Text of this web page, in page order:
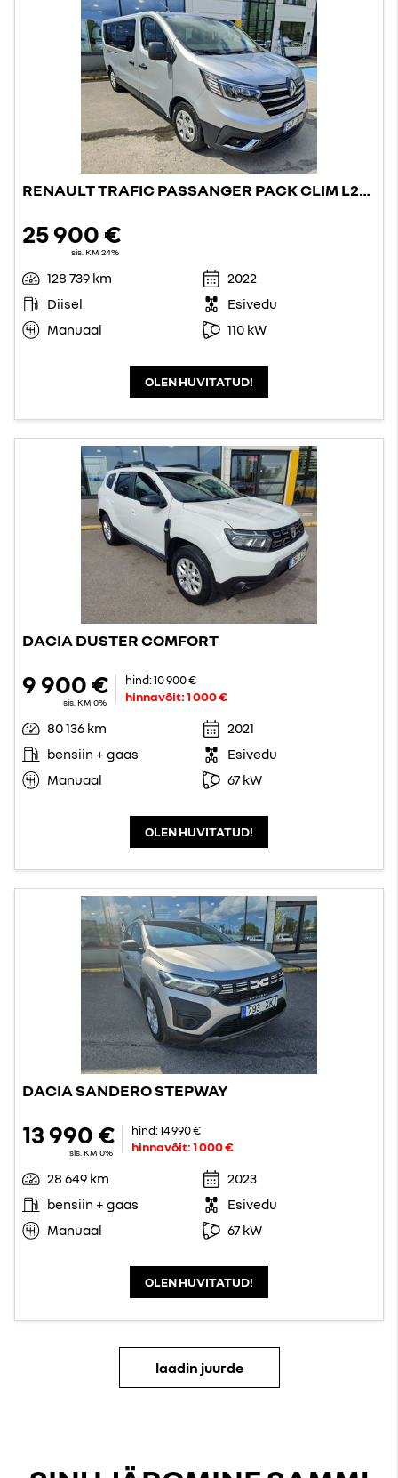
RENAULT TRAFIC PASSANGER PACK CLIM L2H1
25 900 €
sis. KM 24%
128 739 km
2022
Diisel
Esivedu
Manuaal
110 kW
OLEN HUVITATUD!
DACIA DUSTER COMFORT
9 900 €
sis. KM 0%
hind:10 900 €
hinnavõit:1 000 €
80 136 km
2021
bensiin + gaas
Esivedu
Manuaal
67 kW
OLEN HUVITATUD!
DACIA SANDERO STEPWAY
13 990 €
sis. KM 0%
hind:14 990 €
hinnavõit:1 000 €
28 649 km
2023
bensiin + gaas
Esivedu
Manuaal
67 kW
OLEN HUVITATUD!
laadin juurde